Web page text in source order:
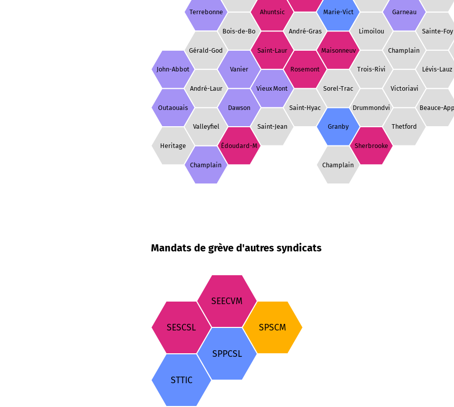
Dawson
Vanier
Bois-de-Bo
Terrebonne
Saint-Jean
Vieux Mont
Saint-Laur
Ahuntsic
Saint-Hyac
Rosemont
André-Gras
Champlain
Granby
Sorel-Trac
Maisonneuv
Marie-Vict
Sherbrooke
Drummondvi
Trois-Rivi
Limoilou
Thetford
Victoriavi
Champlain
Garneau
Beauce-App
Lévis-Lauz
Sainte-Foy
Heritage
Outaouais
John-Abbot
Champlain
Valleyfiel
André-Laur
Gérald-God
Édoudard-M
Mandats de grève d'autres syndicats
STTIC
SESCSL
SPPCSL
SEECVM
SPSCM